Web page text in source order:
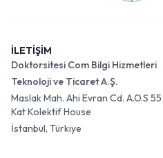
İLETİŞİM
Doktorsitesi Com Bilgi Hizmetleri
Teknoloji ve Ticaret A.Ş.
Maslak Mah. Ahi Evran Cd. A.O.S
Kat Kolektif House
İstanbul, Türkiye